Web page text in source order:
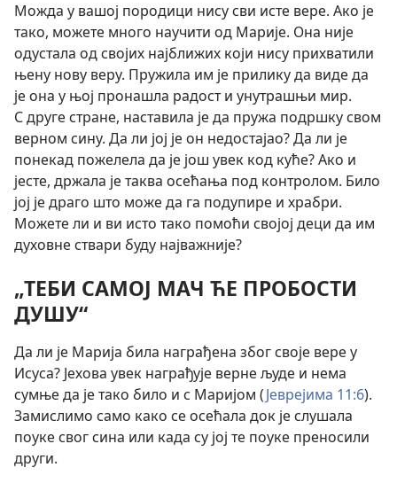
Можда у вашој породици нису сви исте вере. Ако је
тако, можете много научити од Марије. Она није
одустала од својих најближих који нису прихватили
њену нову веру. Пружила им је прилику да виде да
је она у њој пронашла радост и унутрашњи мир.
С друге стране, наставила је да пружа подршку свом
верном сину. Да ли јој је он недостајао? Да ли је
понекад пожелела да је још увек код куће? Ако и
јесте, држала је таква осећања под контролом. Било
јој је драго што може да га подупире и храбри.
Можете ли и ви исто тако помоћи својој деци да им
духовне ствари буду најважније?
„ТЕБИ САМОЈ МАЧ ЋЕ ПРОБОСТИ
ДУШУ“
Да ли је Марија била награђена због своје вере у
Исуса? Јехова увек награђује верне људе и нема
сумње да је тако било и с Маријом (Јеврејима 11:6).
Замислимо само како се осећала док је слушала
поуке свог сина или када су јој те поуке преносили
други.